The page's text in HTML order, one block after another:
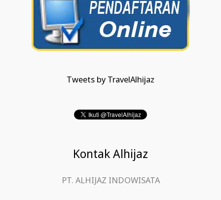
Tweets by TravelAlhijaz
Kontak Alhijaz
PT. ALHIJAZ INDOWISATA